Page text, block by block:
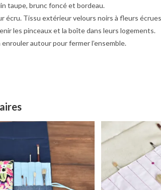
taupe, brunc foncé et bordeau.
écru. Tissu extérieur velours noirs à fleurs
les pinceaux et la boîte dans leurs logements.
autour pour fermer l’ensemble.